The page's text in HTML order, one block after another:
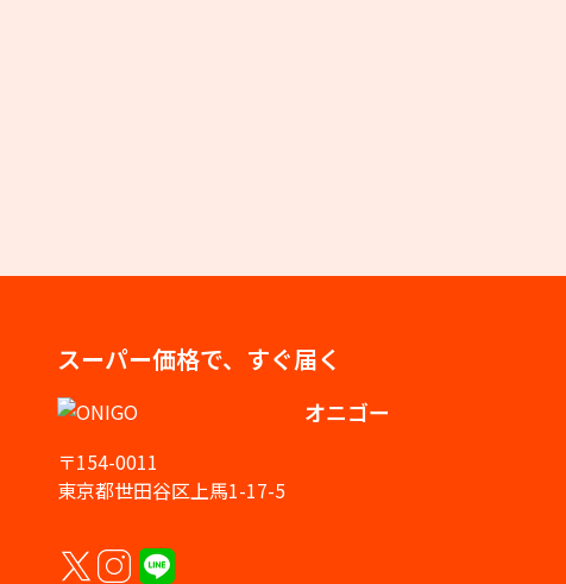
スーパー価格で、すぐ届く
オニゴー
〒154-0011
東京都世田谷区上馬1-17-5